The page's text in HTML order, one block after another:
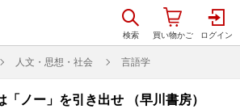
人文・思想・社会 言語学
ノー」を引き出せ （早川書房）